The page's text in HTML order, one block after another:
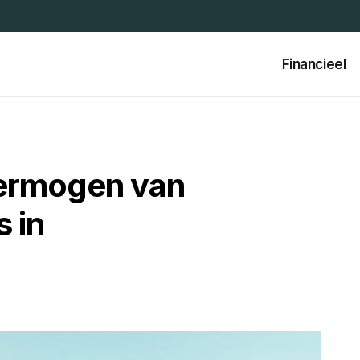
Financieel
van
in